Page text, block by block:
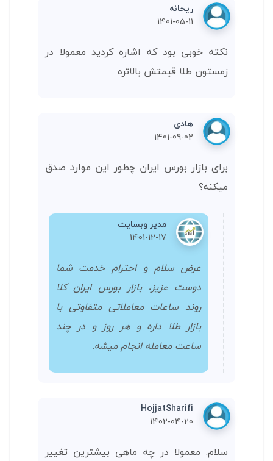
ریحانه
1401-05-11
نکته خوبی بود که اشاره کردید معمولا در
زمستون طلا قیمتش بالاتره
هادی
1401-09-02
برای بازار بورس ایران چطور این موارد صدق
میکنه؟
مدیر وبسایت
1401-12-17
عرض سلام و احترام خدمت شما
دوست عزیز، بازار بورس ایران کلا
روند ساعات معاملاتی متفاوتی با
بازار طلا داره و هر روز و در چند
ساعت معامله انجام میشه.
HojjatSharifi
1402-04-20
سلام. معمولا در چه ماهی بیشترین تغییر